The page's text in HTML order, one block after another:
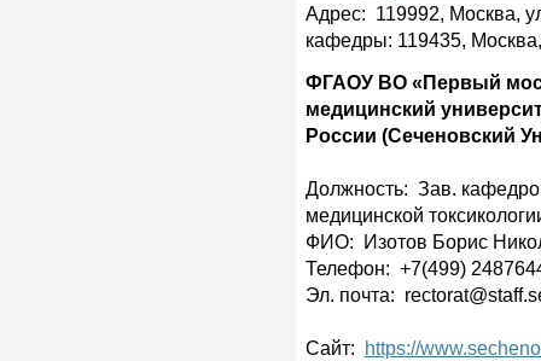
Адрес: 119992, Москва,
кафедры: 119435,
ФГАОУ ВО «Первый
медицинский
России (Сеченовский
Должность: Зав.
медицинской
ФИО: Изотов Борис
Телефон: +7(499)
Эл. почта:
Сайт: https://